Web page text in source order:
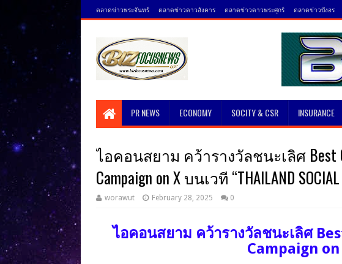
ตลาดข่าวพระจันทร์ ตลาดข่าวดาวอังคาร ตลาดข่าวดาวพระศุกร์ ตลาดข่าวบังอร
PR NEWS ECONOMY SOCITY & CSR INSURANCE
ไอคอนสยาม คว้ารางวัลชนะเลิศ Best
Campaign on X บนเวที “THAILAND
worawut February 28, 2025 0
ไอคอนสยาม คว้ารางวัลชนะเลิศ
Campaign on